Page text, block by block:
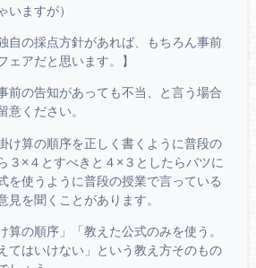
いますが）
自の採点方針があれば、もちろん事前
ェアだと思います。】
前の告知があっても不当、と言う場合
意ください。
け算の順序を正しく書くように普段の
３×４とすべきと４×３としたらバツに
を使うように普段の授業で言っている
見を聞くことがあります。
の順序」「教えた公式のみを使う。
てはいけない」という教え方そのもの